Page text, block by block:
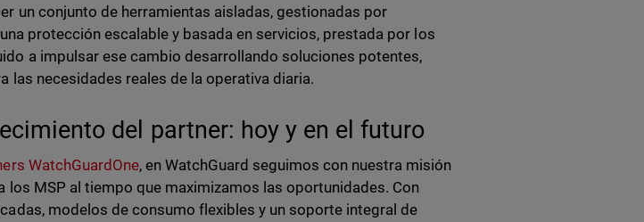
un conjunto de herramientas aisladas, gestionadas por
protección escalable y basada en servicios, prestada por los
a impulsar ese cambio desarrollando soluciones potentes,
las necesidades reales de la operativa diaria.
del partner: hoy y en el futuro
WatchGuardOne, en WatchGuard seguimos con nuestra misión
los MSP al tiempo que maximizamos las oportunidades. Con
modelos de consumo flexibles y un soporte integral de